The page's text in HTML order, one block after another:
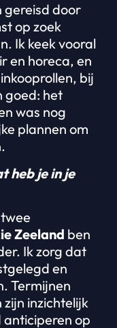
gereisd door
op zoek
Ik keek vooral
en horeca, en
bij
goed: het
was nog
plannen om
heb je in je
Zeeland ben
Ik zorg dat
en
Termijnen
inzichtelijk
anticiperen op